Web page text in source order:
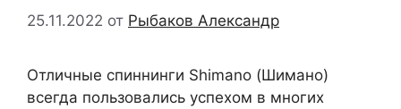
25.11.2022 от Рыбаков Александр
Отличные спиннинги Shimano (Шимано)
всегда пользовались успехом в многих